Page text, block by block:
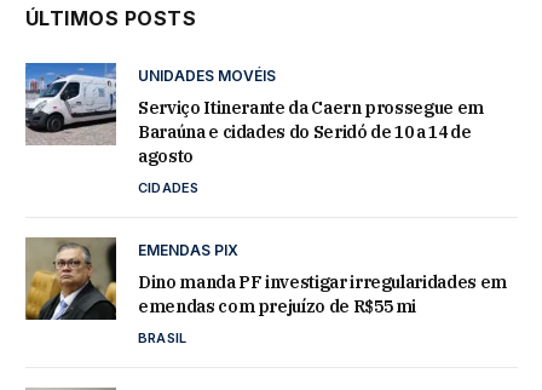
ÚLTIMOS POSTS
UNIDADES MOVÉIS
Serviço Itinerante da Caern prossegue em
Baraúna e cidades do Seridó de 10 a 14 de
agosto
CIDADES
EMENDAS PIX
Dino manda PF investigar irregularidades em
emendas com prejuízo de R$55 mi
BRASIL